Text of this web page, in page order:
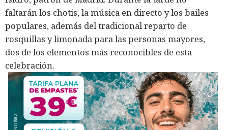
faltarán los chotis, la música en directo y los bailes
populares, además del tradicional reparto de
rosquillas y limonada para las personas mayores,
dos de los elementos más reconocibles de esta
celebración.